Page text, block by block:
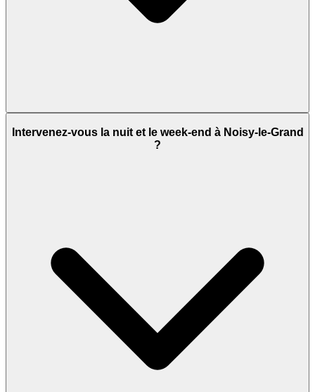
Intervenez-vous la nuit et le week-end à Noisy-le-Grand
?